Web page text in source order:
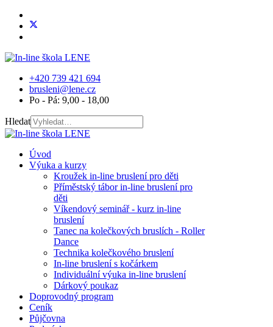
+420 739 421 694
brusleni@lene.cz
Po - Pá: 9,00 - 18,00
Hledat
Úvod
Výuka a kurzy
Kroužek in-line bruslení pro děti
Příměstský tábor in-line bruslení pro
děti
Víkendový seminář - kurz in-line
bruslení
Tanec na kolečkových bruslích - Roller
Dance
Technika kolečkového bruslení
In-line bruslení s kočárkem
Individuální výuka in-line bruslení
Dárkový poukaz
Doprovodný program
Ceník
Půjčovna